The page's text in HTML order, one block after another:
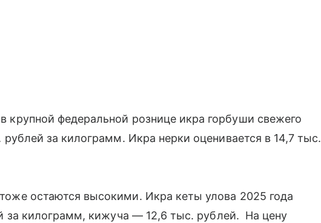
крупной федеральной рознице икра горбуши свежего
за килограмм. Икра нерки оценивается в 14,7 тыс.
остаются высокими. Икра кеты улова 2025 года
за килограмм, кижуча — 12,6 тыс. рублей. На цену